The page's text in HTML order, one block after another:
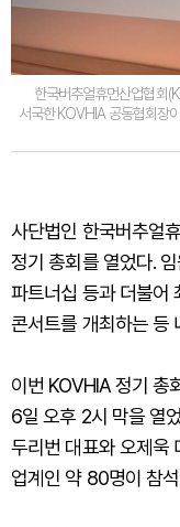
한국버추얼휴먼산업협회
서국한 KOVHIA 공동협회장
사단법인 한국버추얼
정기 총회를 열었다.
파트너십 등과 더불어
콘서트를 개최하는 등
이번 KOVHIA 정기 총
6일 오후 2시 막을 열
두리번 대표와 오제욱
업계인 약 80명이 참